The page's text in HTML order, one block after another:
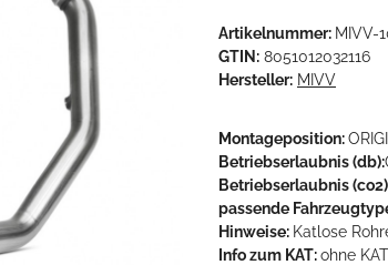
Artikelnummer: MIVV-
GTIN: 8051012032116
Hersteller: MIVV
Montageposition:
Betriebserlaubnis (db):
Betriebserlaubnis
passende
Hinweise: Katlose
Info zum KAT:ohne KAT